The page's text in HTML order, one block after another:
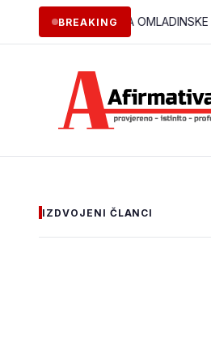
BREAKING
PROJEKTA OMLADINSKE BANKE•
IZDVOJENI ČLANCI